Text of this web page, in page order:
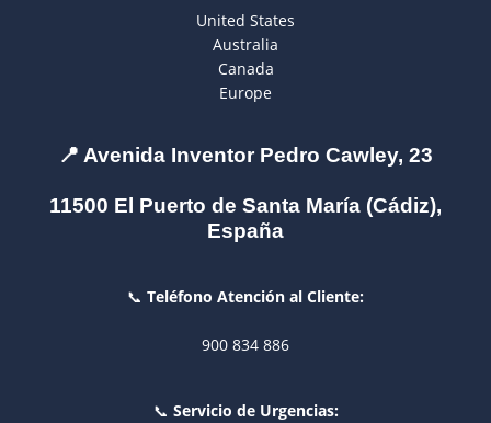
United States
Australia
Canada
Europe
📍 Avenida Inventor Pedro Cawley, 23
11500 El Puerto de Santa María (Cádiz),
España
📞 Teléfono Atención al Cliente:
900 834 886
📞 Servicio de Urgencias: